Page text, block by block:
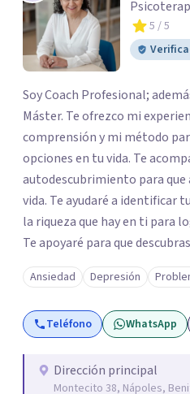
5 / 5
Soy Coach Profesional;
Máster. Te ofrezco mi
comprensión y mi método
opciones en tu vida. Te acompañaré en tu
autodescubrimiento para
vida. Te ayudaré a identificar tus fortalezas y a encontrar
la riqueza que hay en ti para
Te apoyaré para que descubras que eres capaz de
convertir los problemas en
derecho a vivir con bienestar,
remordimientos y en plenitud. Con amor propio todo es
posible. En el viaje de tu vida. ¿Te das cuenta que tienes
objetivos pero también hay
Ansiedad Depresión
Teléfono WhatsApp
Dirección principal
Montecito 38, Nápoles,